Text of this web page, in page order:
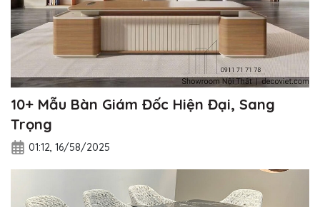
10+ Mẫu Bàn Giám Đốc Hiện Đại, Sang
Trọng
01:12, 16/58/2025